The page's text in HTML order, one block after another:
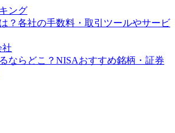
ング
？各社の手数料・取引ツールやサービ
社
ならどこ？NISAおすすめ銘柄・証券